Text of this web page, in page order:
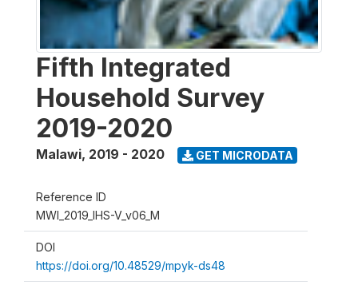
Fifth Integrated
Household Survey
2019-2020
Malawi, 2019 - 2020 GET MICRODATA
Reference ID
MWI_2019_IHS-V_v06_M
DOI
https://doi.org/10.48529/mpyk-ds48